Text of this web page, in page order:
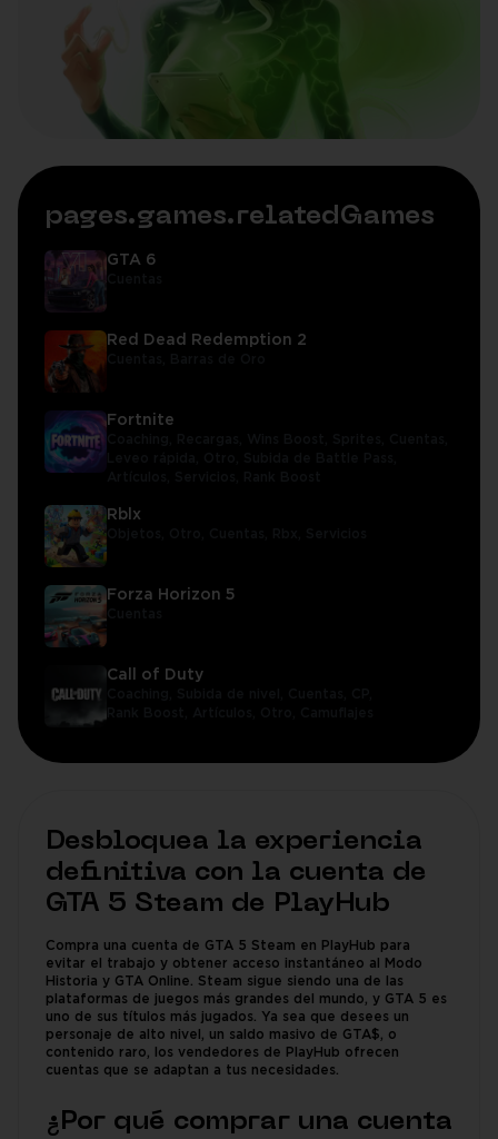
pages.games.relatedGames
GTA 6
Red Dead Redemption 2
Fortnite
Rblx
Forza Horizon 5
Call of Duty
Desbloquea la experiencia
definitiva con la cuenta de
GTA 5 Steam de PlayHub
Compra una cuenta de GTA 5 Steam en PlayHub para
evitar el trabajo y obtener acceso instantáneo al Modo
Historia y GTA Online. Steam sigue siendo una de las
plataformas de juegos más grandes del mundo, y GTA 5 es
uno de sus títulos más jugados. Ya sea que desees un
personaje de alto nivel, un saldo masivo de GTA$, o
contenido raro, los vendedores de PlayHub ofrecen
cuentas que se adaptan a tus necesidades.
¿Por qué comprar una cuenta